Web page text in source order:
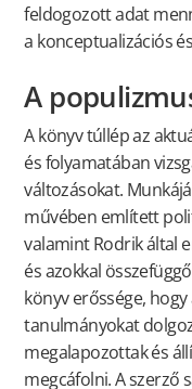
feldogozott adat
a konceptualizációs
A
A könyv túllép az
és folyamatában
változásokat.
művében említett
valamint Rodrik által
és azokkal
könyv erőssége,
tanulmányokat
megalapozottak és
megcáfolni. A szerző